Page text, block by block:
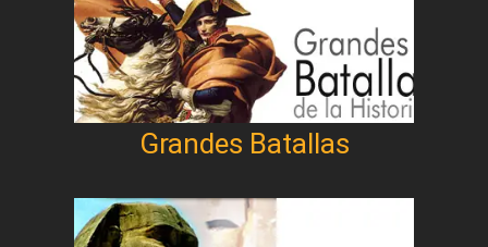
Grandes Batallas